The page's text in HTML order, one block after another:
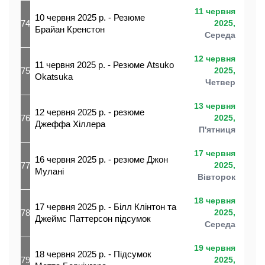
74
10 червня 2025 р. - Резюме
Брайан Кренстон
11 червня
2025,
Середа
75
11 червня 2025 р. - Резюме Atsuko
Okatsuka
12 червня
2025,
Четвер
76
12 червня 2025 р. - резюме
Джеффа Хіллера
13 червня
2025,
П'ятниця
77
16 червня 2025 р. - резюме Джон
Мулані
17 червня
2025,
Вівторок
78
17 червня 2025 р. - Білл Клінтон та
Джеймс Паттерсон підсумок
18 червня
2025,
Середа
79
18 червня 2025 р. - Підсумок
19 червня
2025,